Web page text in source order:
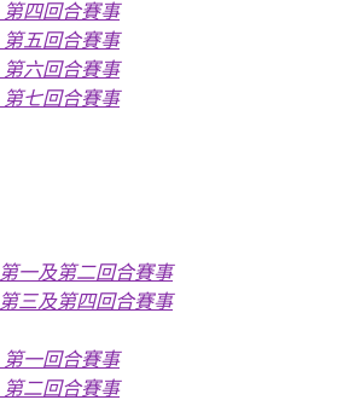
第四回合賽事
第五回合賽事
第六回合賽事
第七回合賽事
第一及第二回合賽事
第三及第四回合賽事
第一回合賽事
第二回合賽事